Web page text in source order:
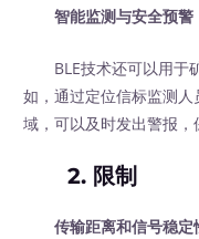
智能监测与安全预警
BLE技术还可以用于
如，通过定位信标监测
域，可以及时发出警报，
2. 限制
传输距离和信号稳定